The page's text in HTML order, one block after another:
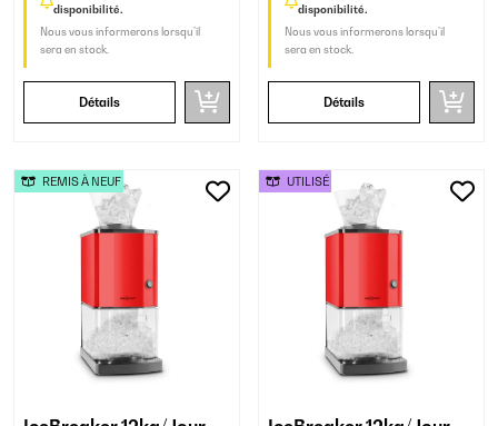
disponibilité.
Nous vous informerons lorsqu’il
sera en stock.
Détails
disponibilité.
Nous vous informerons lorsqu’il
sera en stock.
Détails
REMIS À NEUF UTILISÉ